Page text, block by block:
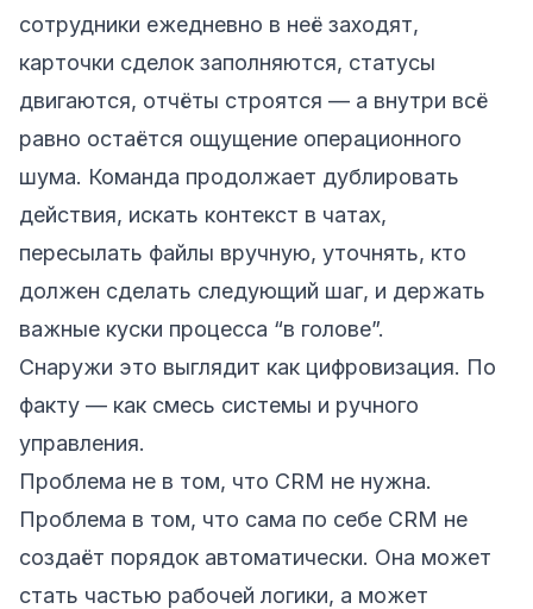
сотрудники ежедневно в неё заходят,
карточки сделок заполняются, статусы
двигаются, отчёты строятся — а внутри всё
равно остаётся ощущение операционного
шума. Команда продолжает дублировать
действия, искать контекст в чатах,
пересылать файлы вручную, уточнять, кто
должен сделать следующий шаг, и держать
важные куски процесса “в голове”.
Снаружи это выглядит как цифровизация. По
факту — как смесь системы и ручного
управления.
Проблема не в том, что CRM не нужна.
Проблема в том, что сама по себе CRM не
создаёт порядок автоматически. Она может
стать частью рабочей логики, а может